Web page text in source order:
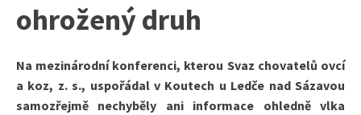
ohrožený druh
Na mezinárodní konferenci, kterou Svaz chovatelů ovcí
a koz, z. s., uspořádal v Koutech u Ledče nad Sázavou
samozřejmě nechyběly ani informace ohledně vlka